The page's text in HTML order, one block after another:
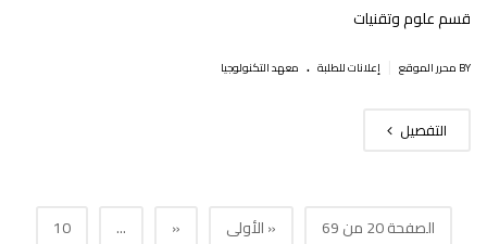
قسم علوم وتقنيات
BY محرر الموقع إعلانات للطلبة . معهد التكنولوجيا
التفصيل
الصفحة 20 من 69 « الأولى «
...
10